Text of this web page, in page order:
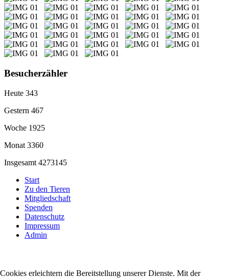
Besucherzähler
Heute 343
Gestern 467
Woche 1925
Monat 3360
Insgesamt 4273145
Start
Zu den Tieren
Mitgliedschaft
Spenden
Datenschutz
Impressum
Admin
Cookies erleichtern die Bereitstellung unserer Dienste. Mit der